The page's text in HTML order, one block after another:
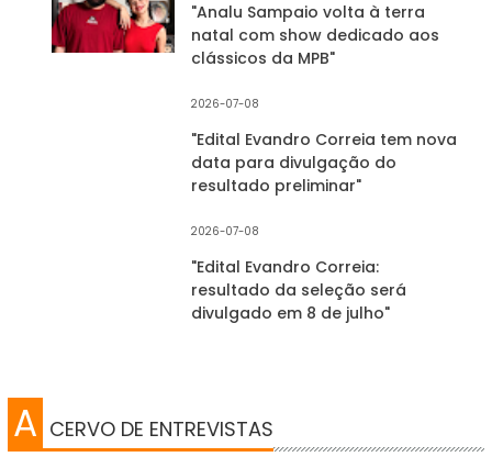
"Analu Sampaio volta à terra
natal com show dedicado aos
clássicos da MPB"
2026-07-08
"Edital Evandro Correia tem nova
data para divulgação do
resultado preliminar"
2026-07-08
"Edital Evandro Correia:
resultado da seleção será
divulgado em 8 de julho"
A CERVO DE ENTREVISTAS